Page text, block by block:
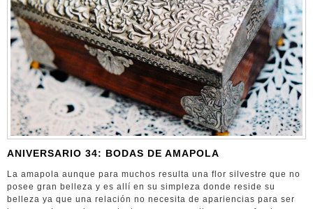
ANIVERSARIO 34: BODAS DE AMAPOLA
La amapola aunque para muchos resulta una flor silvestre que no
posee gran belleza y es allí en su simpleza donde reside su
belleza ya que una relación no necesita de apariencias para ser